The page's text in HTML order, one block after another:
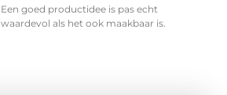
Een goed productidee is pas echt
waardevol als het ook maakbaar is.